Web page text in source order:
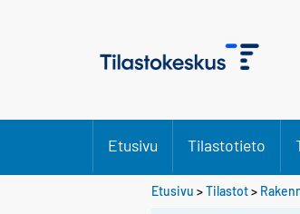
Etusivu Tilastotieto
Etusivu >Tilastot>